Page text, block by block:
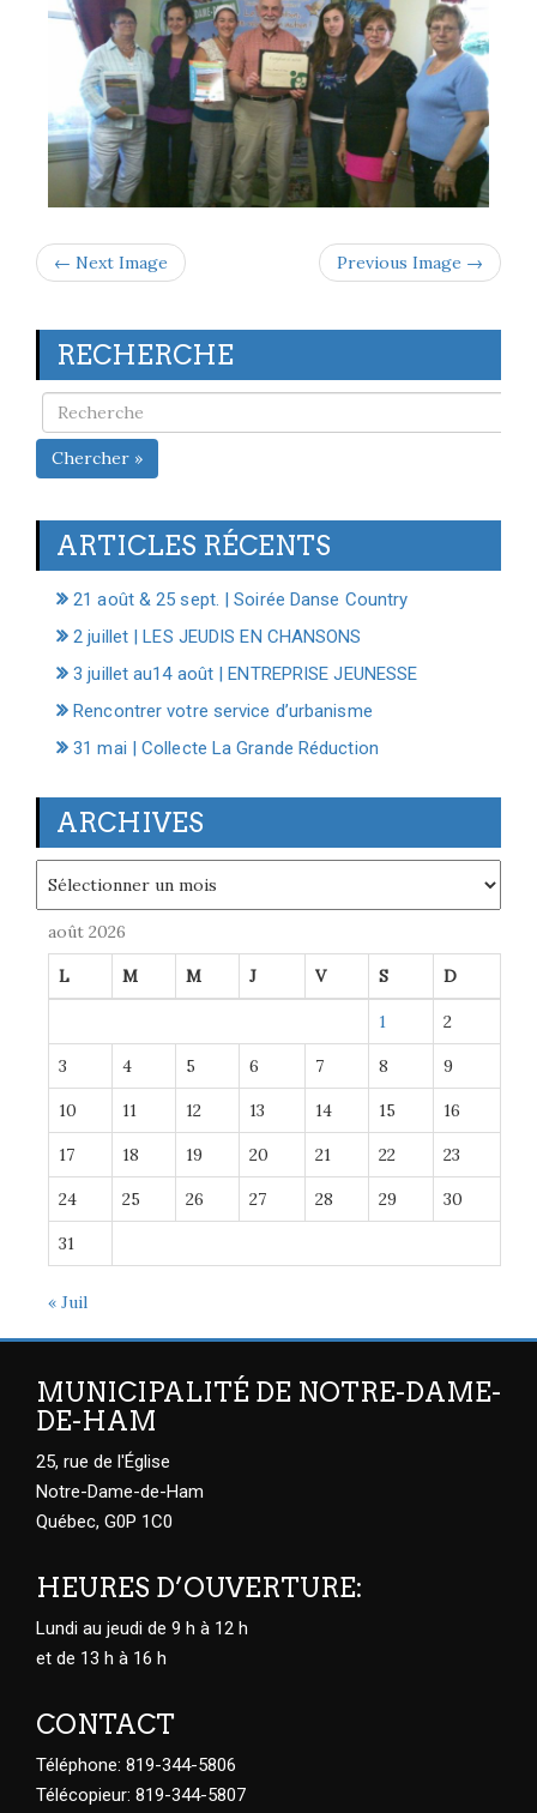
← Next Image Previous Image →
RECHERCHE
Chercher »
ARTICLES RÉCENTS
21 août & 25 sept. | Soirée Danse Country
2 juillet | LES JEUDIS EN CHANSONS
3 juillet au14 août | ENTREPRISE JEUNESSE
Rencontrer votre service d’urbanisme
31 mai | Collecte La Grande Réduction
ARCHIVES
août 2026
L M M J V S D
1 2
3 4 5 6 7 8 9
10 11 12 13 14 15 16
17 18 19 20 21 22 23
24 25 26 27 28 29 30
31
« Juil
MUNICIPALITÉ DE NOTRE-DAME-
DE-HAM
25, rue de l'Église
Notre-Dame-de-Ham
Québec, G0P 1C0
HEURES D’OUVERTURE:
Lundi au jeudi de 9 h à 12 h
et de 13 h à 16 h
CONTACT
Téléphone: 819-344-5806
Télécopieur: 819-344-5807